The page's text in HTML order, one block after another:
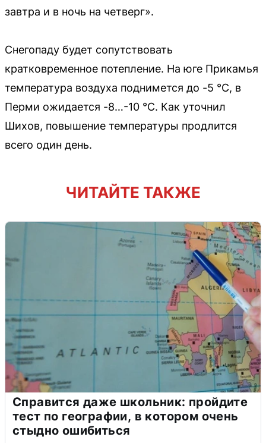
завтра и в ночь на четверг».
Снегопаду будет сопутствовать
кратковременное потепление. На юге Прикамья
температура воздуха поднимется до -5 °C, в
Перми ожидается -8…-10 °C. Как уточнил
Шихов, повышение температуры продлится
всего один день.
ЧИТАЙТЕ ТАКЖЕ
Справится даже школьник: пройдите
тест по географии, в котором очень
стыдно ошибиться